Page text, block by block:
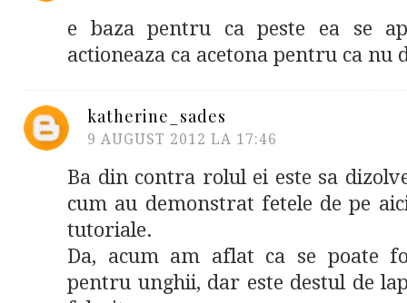
e baza pentru ca peste ea se
actioneaza ca acetona pentru ca nu
katherine_sades
9 AUGUST 2012 LA 17:46
Ba din contra rolul ei este sa
cum au demonstrat fetele de pe
tutoriale.
Da, acum am aflat ca se poate
pentru unghii, dar este destul de